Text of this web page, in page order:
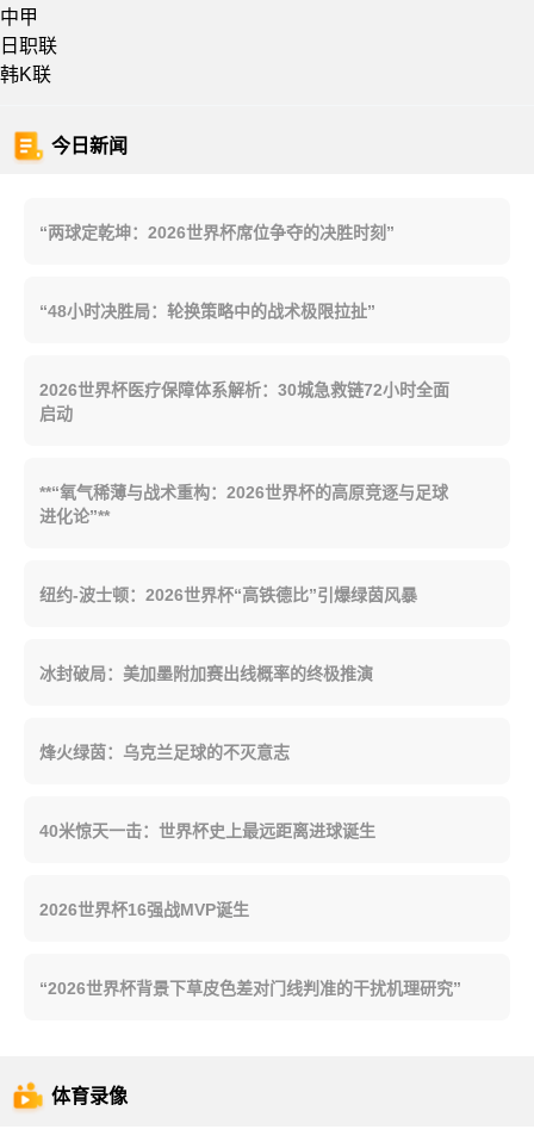
中甲
日职联
韩K联
今日新闻
“两球定乾坤：2026世界杯席位争夺的决胜时刻”
“48小时决胜局：轮换策略中的战术极限拉扯”
2026世界杯医疗保障体系解析：30城急救链72小时全面
启动
**“氧气稀薄与战术重构：2026世界杯的高原竞逐与足球
进化论”**
纽约-波士顿：2026世界杯“高铁德比”引爆绿茵风暴
冰封破局：美加墨附加赛出线概率的终极推演
烽火绿茵：乌克兰足球的不灭意志
40米惊天一击：世界杯史上最远距离进球诞生
2026世界杯16强战MVP诞生
“2026世界杯背景下草皮色差对门线判准的干扰机理研究”
体育录像